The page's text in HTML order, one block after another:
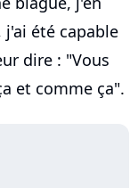
j'ai été capable
dire : "Vous
et comme ça".